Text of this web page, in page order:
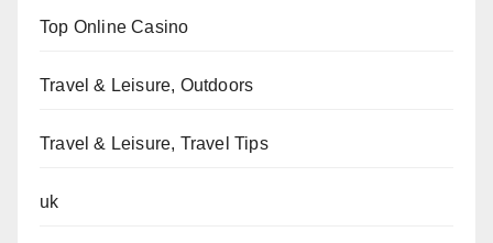
Top Online Casino
Travel & Leisure, Outdoors
Travel & Leisure, Travel Tips
uk